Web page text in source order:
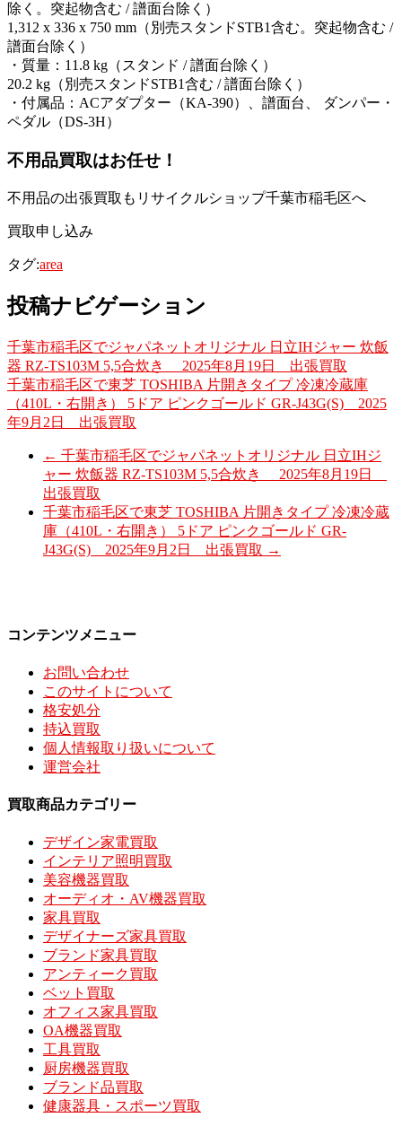
除く。突起物含む / 譜面台除く）
1,312 x 336 x 750 mm（別売スタンドSTB1含む。突起物含む /
譜面台除く）
・質量：11.8 kg（スタンド / 譜面台除く）
20.2 kg（別売スタンドSTB1含む / 譜面台除く）
・付属品：ACアダプター（KA-390）、譜面台、 ダンパー・
ペダル（DS-3H）
不用品買取はお任せ！
不用品の出張買取もリサイクルショップ千葉市稲毛区へ
買取申し込み
タグ:area
投稿ナビゲーション
千葉市稲毛区でジャパネットオリジナル 日立IHジャー 炊飯
器 RZ-TS103M 5,5合炊き 2025年8月19日 出張買取
千葉市稲毛区で東芝 TOSHIBA 片開きタイプ 冷凍冷蔵庫
（410L・右開き） 5ドア ピンクゴールド GR-J43G(S) 2025
年9月2日 出張買取
← 千葉市稲毛区でジャパネットオリジナル 日立IHジ
ャー 炊飯器 RZ-TS103M 5,5合炊き 2025年8月19日
出張買取
千葉市稲毛区で東芝 TOSHIBA 片開きタイプ 冷凍冷蔵
庫（410L・右開き） 5ドア ピンクゴールド GR-
J43G(S) 2025年9月2日 出張買取 →
コンテンツメニュー
お問い合わせ
このサイトについて
格安処分
持込買取
個人情報取り扱いについて
運営会社
買取商品カテゴリー
デザイン家電買取
インテリア照明買取
美容機器買取
オーディオ・AV機器買取
家具買取
デザイナーズ家具買取
ブランド家具買取
アンティーク買取
ベット買取
オフィス家具買取
OA機器買取
工具買取
厨房機器買取
ブランド品買取
健康器具・スポーツ買取